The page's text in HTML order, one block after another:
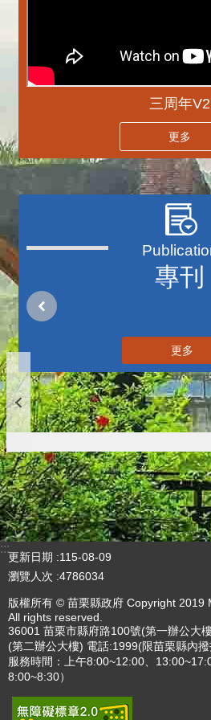
三周年V2
更多
專刊
更多
:::
更新日期
115-08-09
瀏覽人次 4786034
版權所有 © 苗栗縣政府 Copyright 2019
All rights reserved.
36001 苗栗市縣府路100號(第一辦公大
(第二辦公大樓) 電話:1999(限苗栗縣內
服務時間：上午8:00~12:00、
8:00~8:30）